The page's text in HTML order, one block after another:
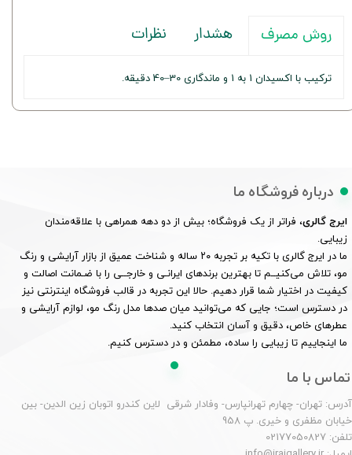
روش مصرف هشدار نظرات
ترکیب با اکسیدان 1 به 1 و ماندگاری 30–40 دقیقه.
درباره فروشگاه ما
ایرج گالری، فراتر از یک فروشگاه؛ بیش از دو دهه همراهی با علاقه‌مندان
زیبایی.
ما در ایرج گالری با تکیه بر تجربه ۲۰ ساله و شناخت عمیق از بازار آرایشی و رنگ
مو، تلاش می‌کنیــم تا بهترین برندهای ایرانـی و خارجــی را با ضـمانت اصالت و
کیفیت در اختیار شما قرار دهیم. حالا این تجربه در قالب فروشگاه اینترنتی نیز
در دسترس است؛ جایی که می‌توانید میان صدها مدل رنگ مو، لوازم آرایشی و
عطرهای خاص، دقیق و آسان انتخاب کنید.
ما اینجاییم تا زیبایی را ساده، مطمئن و در دسترس کنیم.
تماس با ما
آدرس: تهران- چهارم تهرانپارس- وفادار شرقی لاین کندرو اتوبان زین الدین- بین
خیابان مظفری و خیری. پ 958
تلفن: 02177050827